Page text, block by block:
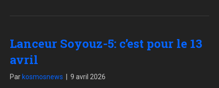
Lanceur Soyouz-5: c’est pour le 13
avril
Par kosmosnews 9 avril 2026